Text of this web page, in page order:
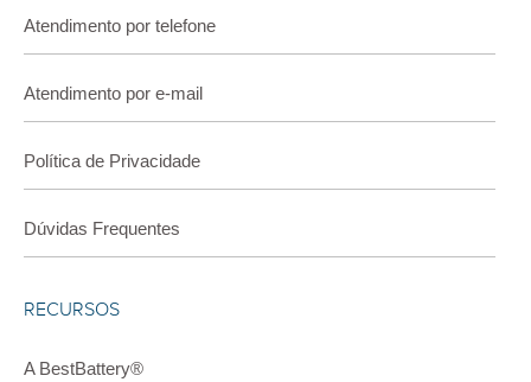
Atendimento por telefone
Atendimento por e-mail
Política de Privacidade
Dúvidas Frequentes
RECURSOS
A BestBattery®